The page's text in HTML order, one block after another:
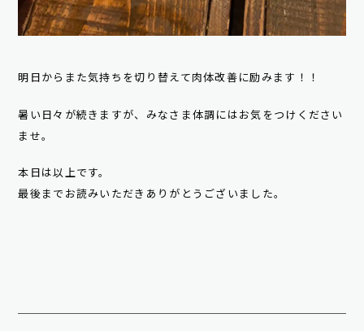
明日からまた気持ちを切り替えて肉体改善に励みます！！
暑い日々が続きますが、みなさま体調にはお気をつけください
ませ。
本日は以上です。
最後までお読みいただきありがとうございました。